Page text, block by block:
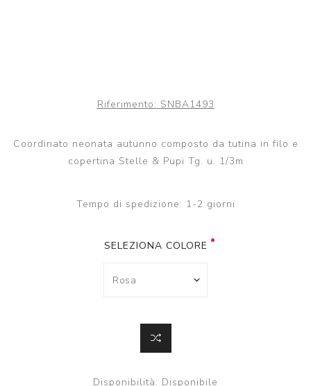
Riferimento: SNBA1493
Coordinato neonata autunno composto da tutina in filo e
copertina Stelle & Pupi Tg. u. 1/3m
Tempo di spedizione: 1-2 giorni
SELEZIONA COLORE
Disponibilità: Disponibile